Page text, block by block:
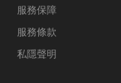
服務保障
服務條款
私隱聲明